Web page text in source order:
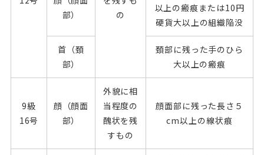
の
部）
以上の瘢痕または10円
硬貨大以上の組織陥没
首（頚
部）
頚部に残った手のひら
大以上の瘢痕
9級
16号
顔（顔面
部）
外貌に相
当程度の
醜状を残
すもの
顔面部に残った長さ５
cm以上の線状痕